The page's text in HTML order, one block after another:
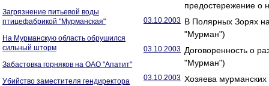
Загрязнение питьевой воды
птицефабрикой "Мурманская"
На Мурманскую область обрушился
сильный шторм
Забастовка горняков на ОАО "Апатит"
Убийство заместителя гендиректора
предостережение о
03.10.2003 В Полярных Зорях
"Мурман")
03.10.2003 Договоренность о
"Мурман")
03.10.2003 Хозяева мурманских